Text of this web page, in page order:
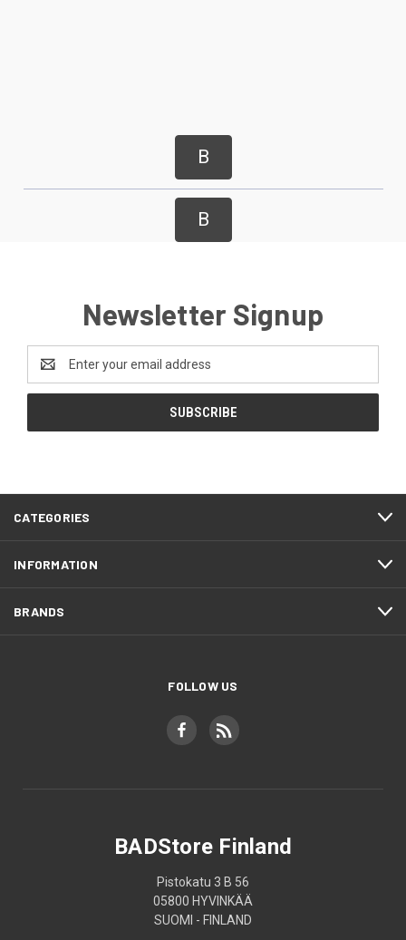
B
B
Newsletter Signup
Email
Address
CATEGORIES
INFORMATION
BRANDS
FOLLOW US
BADStore Finland
Pistokatu 3 B 56
05800 HYVINKÄÄ
SUOMI - FINLAND